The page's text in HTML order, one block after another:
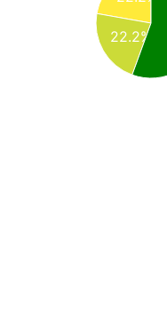
22.2%